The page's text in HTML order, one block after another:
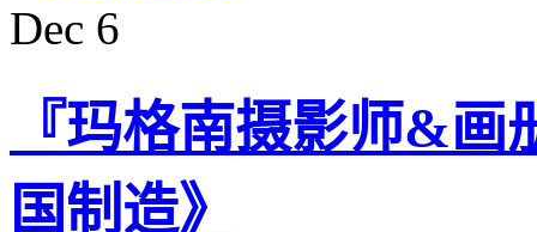
Dec 6
『玛格南摄影师&
国制造》